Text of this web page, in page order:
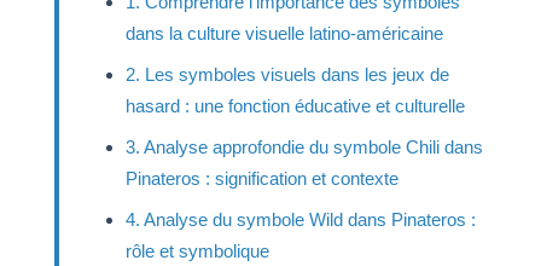
dans la culture visuelle latino-américaine
2. Les symboles visuels dans les jeux de
hasard : une fonction éducative et culturelle
3. Analyse approfondie du symbole Chili dans
Pinateros : signification et contexte
4. Analyse du symbole Wild dans Pinateros :
rôle et symbolique